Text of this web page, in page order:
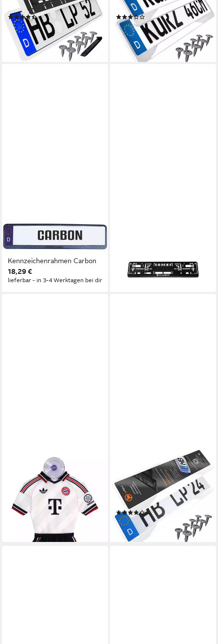
Weiß, (2 Stück)
(8)
14,49 €
lieferbar - in 3-4 Werktagen bei dir
+4
kurze Kennzeichen, (2 Stück)
(6)
16,49 €
lieferbar - in 3-4 Werktagen bei dir
HERMANN SCHÜTZ
Kennzeichenhalter Hermann
Schütz Design
Kennzeichenrahmen Carbon
18,29 €
lieferbar - in 3-4 Werktagen bei dir
14,95 €
lieferbar - in 3-4 Werktagen bei dir
FC BAYERN MÜNCHEN
Kennzeichenhalter FC Bayern
München I Auto Mini Kit Away
2026-27 I Weiß
14,95 €
lieferbar - in 2-3 Werktagen bei dir
Kennzeichenhalter für Auto in
Weiß-hochglanz
Kennzeichenhalterung, (2
Stück)
(4)
16,49 €
lieferbar - in 3-4 Werktagen bei dir